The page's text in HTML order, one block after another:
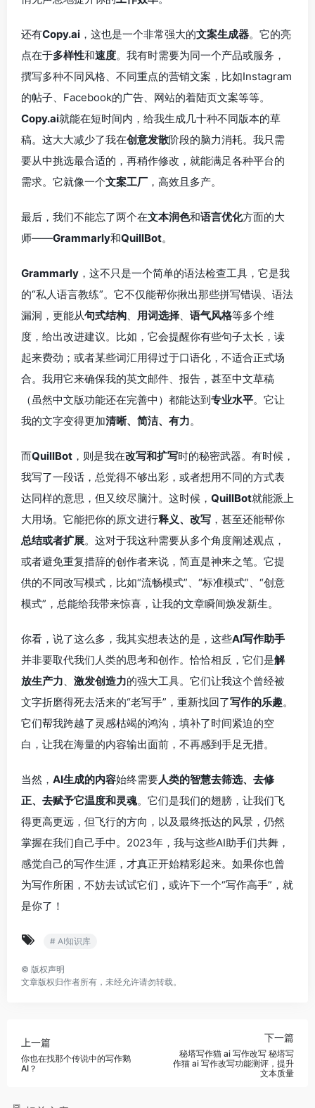
还有Copy.ai ，这也是一个非常强大的文案生成器。它的亮
点在于多样性和速度。我有时需要为同一个产品或服务，
撰写多种不同风格、不同重点的营销文案，比如Instagram
的帖子、Facebook的广告、网站的着陆页文案等等。
Copy.ai就能在短时间内，给我生成几十种不同版本的草
稿。这大大减少了我在创意发散阶段的脑力消耗。我只需
要从中挑选最合适的，再稍作修改，就能满足各种平台的
需求。它就像一个文案工厂 ，高效且多产。
最后，我们不能忘了两个在文本润色和语言优化方面的大
师——Grammarly和QuillBot。
Grammarly ，这不只是一个简单的语法检查工具，它是我
的“私人语言教练”。它不仅能帮你揪出那些拼写错误、语法
漏洞，更能从句式结构、 用词选择、 语气风格等多个维
度，给出改进建议。比如，它会提醒你有些句子太长，读
起来费劲；或者某些词汇用得过于口语化，不适合正式场
合。我用它来确保我的英文邮件、报告，甚至中文草稿
（虽然中文版功能还在完善中）都能达到专业水平。它让
我的文字变得更加清晰、简洁、有力。
而QuillBot ，则是我在改写和扩写时的秘密武器。有时候，
我写了一段话，总觉得不够出彩，或者想用不同的方式表
达同样的意思，但又绞尽脑汁。这时候， QuillBot就能派上
大用场。它能把你的原文进行释义、改写 ，甚至还能帮你
总结或者扩展。这对于我这种需要从多个角度阐述观点，
或者避免重复措辞的创作者来说，简直是神来之笔。它提
供的不同改写模式，比如“流畅模式”、“标准模式”、“创意
模式”，总能给我带来惊喜，让我的文章瞬间焕发新生。
你看，说了这么多，我其实想表达的是，这些AI写作助手
并非要取代我们人类的思考和创作。恰恰相反，它们是解
放生产力、 激发创造力的强大工具。它们让我这个曾经被
文字折磨得死去活来的“老写手”，重新找回了写作的乐趣。
它们帮我跨越了灵感枯竭的鸿沟，填补了时间紧迫的空
白，让我在海量的内容输出面前，不再感到手足无措。
当然， AI生成的内容始终需要人类的智慧去筛选、去修
正、去赋予它温度和灵魂。它们是我们的翅膀，让我们飞
得更高更远，但飞行的方向，以及最终抵达的风景，仍然
掌握在我们自己手中。2023年，我与这些AI助手们共舞，
感觉自己的写作生涯，才真正开始精彩起来。如果你也曾
为写作所困，不妨去试试它们，或许下一个“写作高手”，就
是你了！
# AI知识库
© 版权声明
文章版权归作者所有，未经允许请勿转载。
上一篇
你也在找那个传说中的写作鹅
AI？
下一篇
秘塔写作猫 ai 写作改写 秘塔写
作猫 ai 写作改写功能测评，提升
文本质量